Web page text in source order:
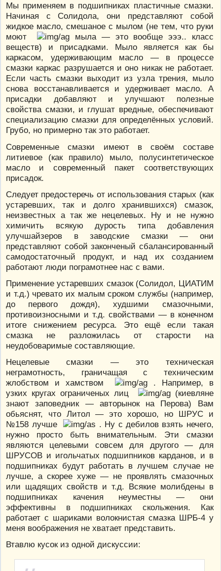
Мы применяем в подшипниках пластичные смазки.
Начиная с Солидола, они представляют собой
жидкое масло, смешаное с мылом (не тем, что руки
моют
мыла — это вообще эээ.. класс
веществ) и присадками. Мыло является как бы
каркасом, удерживающим масло — в процессе
смазки каркас разрушается и оно никак не работает.
Если часть смазки выходит из узла трения, мыло
снова восстанавливается и удерживает масло. А
присадки добавляют и улучшают полезные
свойства смазки, и глушат вредные, обеспечивают
специализацию смазки для определённых условий.
Грубо, но примерно так это работает.
Современные смазки имеют в своём составе
литиевое (как правило) мыло, полусинтетическое
масло и современный пакет соответствующих
присадок.
Следует предостеречь от использования старых (как
устаревших, так и долго хранившихся) смазок,
неизвестных а так же нецелевых. Ну и не нужно
химичить всякую дурость типа добавления
улучшайзеров в заводские смазки — они
представляют собой законченый сбалансированный
самодостаточный продукт, и над их созданием
работают люди пограмотнее нас с вами.
Применение устаревших смазок (Солидол, ЦИАТИМ
и т.д.) чревато их малым сроком службы (например,
до первого дождя), худшими смазочными,
противоизносными и т.д. свойствами — в конечном
итоге снижением ресурса. Это ещё если такая
смазка не разложилась от старости на
неудобоваримые составляющие.
Нецелевые смазки — это техническая
неграмотность, граничащая с техническим
жлобством и хамством
. Например, в
узких кругах ограниченых лиц
(киевляне
знают заповедник — авторынок на Перова) Вам
обьяснят, что Литол — это хорошо, но ШРУС и
№158 лучше
. Ну с дебилов взять нечего,
нужно просто быть внимательным. Эти смазки
являются целевыми совсем для другого — для
ШРУСОВ и игольчатых подшипников карданов, и в
подшипниках будут работать в лучшем случае не
лучше, а скорее хуже — не проявлять смазочных
или щадящих свойств и т.д. Всякие молибдены в
подшипниках качения неуместны — они
эффективны в подшипниках скольжения. Как
работает с шариками волокнистая смазка ШРБ-4 у
меня воображения не хватает представить.
Втавлю кусок из одной дискуссии: